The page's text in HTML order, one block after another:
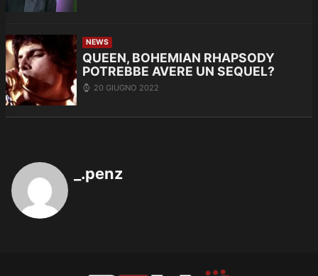
NEWS
QUEEN, BOHEMIAN RHAPSODY
POTREBBE AVERE UN SEQUEL?
20 GIUGNO 2022
_.penz